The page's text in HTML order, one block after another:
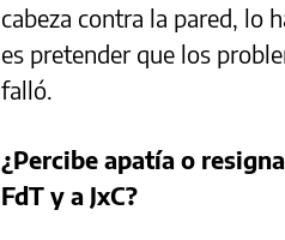
cabeza contra la pared, lo
es pretender que los
falló.
¿Percibe apatía o
FdT y a JxC?